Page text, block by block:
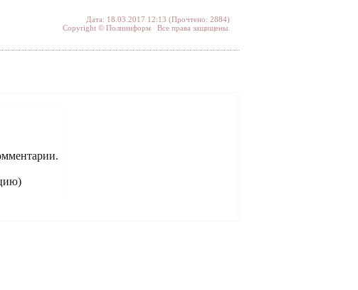
Дата: 18.03.2017 12:13 (Прочтено: 2884)
Copyright © Полиинформ Все права защищены.